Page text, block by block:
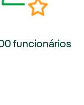
funcionários